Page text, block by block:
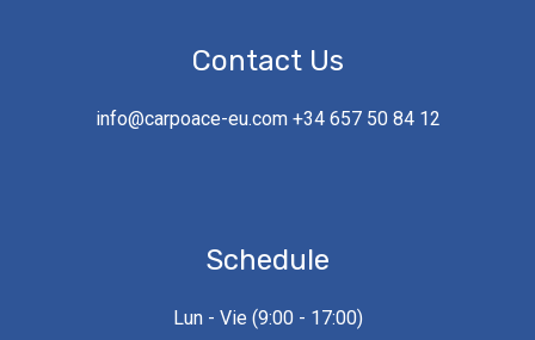
Contact Us
info@carpoace-eu.com +34 657 50 84 12
Schedule
Lun - Vie (9:00 - 17:00)
Back
Rellena el formulario y nos